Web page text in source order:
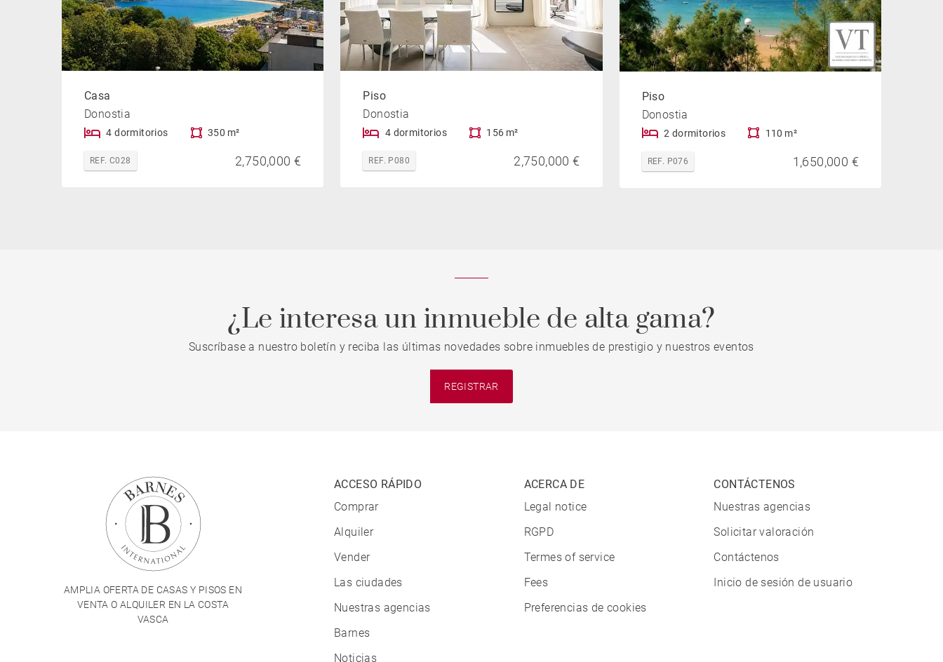
Casa
Donostia
4 dormitorios 350 m²
REF. C028 2,750,000 €
Piso
Donostia
4 dormitorios 156 m²
REF. P080 2,750,000 €
Piso
Donostia
2 dormitorios 110 m²
REF. P076 1,650,000 €
¿Le interesa un inmueble de alta gama?
Suscríbase a nuestro boletín y reciba las últimas novedades sobre inmuebles de prestigio y nuestros eventos
REGISTRAR
AMPLIA OFERTA DE CASAS Y PISOS EN
VENTA O ALQUILER EN LA COSTA
VASCA
ACCESO RÁPIDO
Comprar
Alquiler
Vender
Las ciudades
Nuestras agencias
Barnes
Noticias
ACERCA DE
Legal notice
RGPD
Termes of service
Fees
Preferencias de cookies
CONTÁCTENOS
Nuestras agencias
Solicitar valoración
Contáctenos
Inicio de sesión de usuario